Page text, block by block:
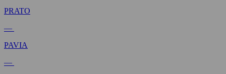
PRATO
—
PAVIA
—